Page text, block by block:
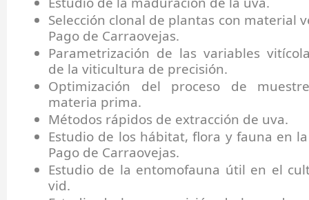
Selección clonal de plantas con material
Pago de Carraovejas.
Parametrización de las variables
de la viticultura de precisión.
Optimización del proceso de
materia prima.
Métodos rápidos de extracción de uva.
Estudio de los hábitat, flora y fauna en
Pago de Carraovejas.
Estudio de la entomofauna útil en el
vid.